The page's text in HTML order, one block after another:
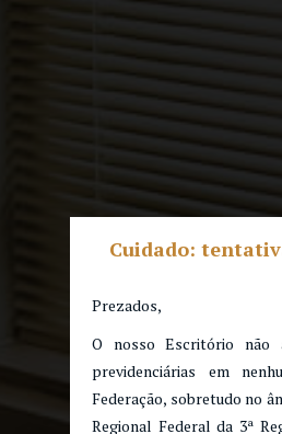
Cuidado:
Prezados,
O nosso Escritório não
previdenciárias em
Federação, sobretudo no
Regional Federal da 3ª